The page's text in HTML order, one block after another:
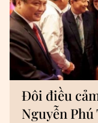
Đôi điều
Nguyễn